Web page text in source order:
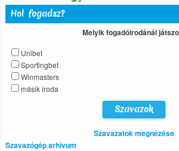
Hol fogadsz?
Melyik fogadóirodánál
Unibet
Sportingbet
Winmasters
másik iroda
Szavazatok megnézése
Szavazógép arhívum